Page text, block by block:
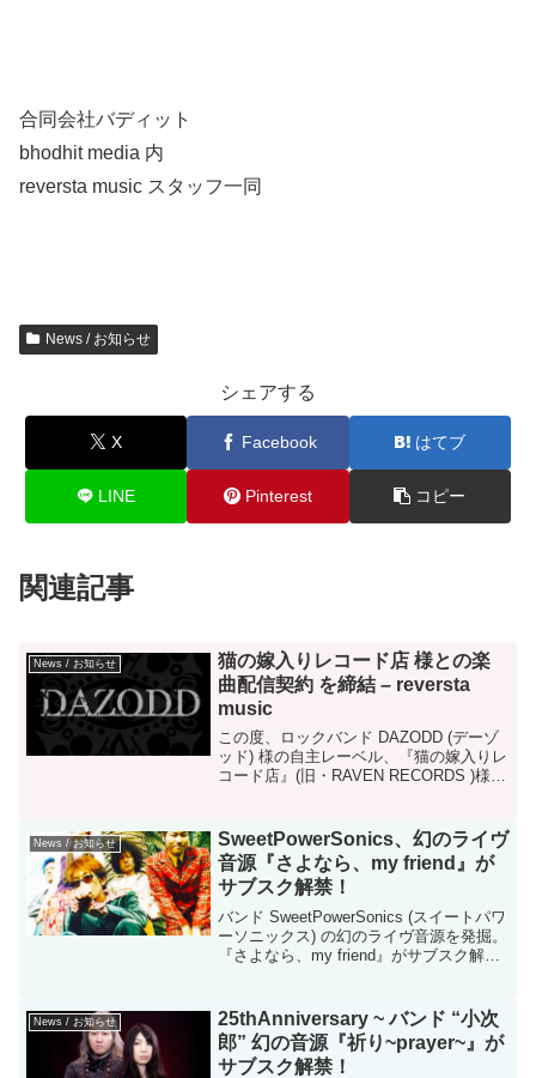
合同会社バディット
bhodhit media 内
reversta music スタッフ一同
News / お知らせ
シェアする
X Facebook はてブ
LINE Pinterest コピー
関連記事
News / お知らせ
猫の嫁入りレコード店 様との楽
曲配信契約 を締結 – reversta
music
この度、ロックバンド DAZODD (デーゾ
ッド) 様の自主レーベル、『猫の嫁入りレ
コード店』(旧・RAVEN RECORDS )様弊
に於ける楽曲配信契約...
News / お知らせ
SweetPowerSonics、幻のライヴ
音源『さよなら、my friend』が
サブスク解禁！
バンド SweetPowerSonics (スイートパワ
ーソニックス) の幻のライヴ音源を発掘。
『さよなら、my friend』がサブスク解禁
News / お知らせ
25thAnniversary ~ バンド “小次
郎” 幻の音源『祈り~prayer~』が
サブスク解禁！